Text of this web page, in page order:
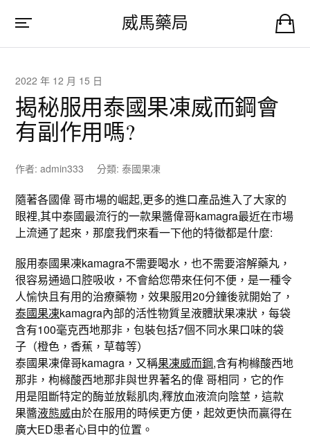
威馬藥局
2022 年 12 月 15 日
揭秘服用泰國果凍威而鋼會
有副作用嗎?
作者:admin333 分類: 泰國果凍
隨著各國偉 哥市場的崛起,更多的進口產品進入了大家的
眼裡,其中泰國最流行的一款果醬偉哥kamagra最近在市場
上流通了起來，那麼我們來看一下他的特徵都是什麼:
服用泰國果凍kamagra不需要喝水，也不需要溶解藥丸，
很容易通過口腔吸收，不會給您帶來任何不便，是一種令
人愉快且有用的治療藥物，效果服用20分鐘後就開始了，
泰國果凍kamagra內部的活性物質呈液體狀果凍狀，每袋
含有100毫克西地那非，包裝包括7個不同水果口味的袋
子（橙色，香蕉，草莓等）
泰國果凍偉哥kamagra，又稱果凍威而鋼,含有枸櫞酸西地
那非，枸櫞酸西地那非與世界著名的偉 哥相同，它的作
用是阻斷特定的酶並放鬆肌肉,釋放血液流向陰莖，這款
果醬液態威由於在服用的時候更方便，起效更快而贏得在
廣大ED患者心目中的位置。